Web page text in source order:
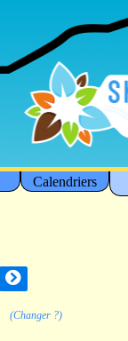
Calendriers
(Changer ?)